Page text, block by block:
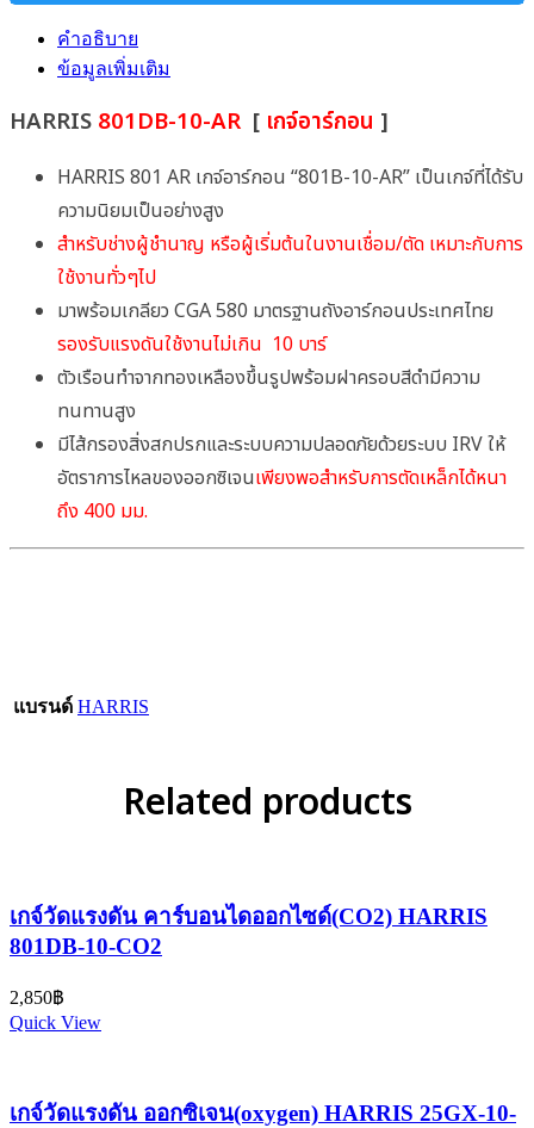
คำอธิบาย
ข้อมูลเพิ่มเติม
HARRIS 801DB-10-AR [ เกจ์อาร์กอน ]
HARRIS 801 AR เกจ์อาร์กอน “801B-10-AR” เป็นเกจ์ที่ได้รับ
ความนิยมเป็นอย่างสูง
สำหรับช่างผู้ชำนาญ หรือผู้เริ่มต้นในงานเชื่อม/ตัด เหมาะกับการ
ใช้งานทั่วๆไป
มาพร้อมเกลียว CGA 580 มาตรฐานถังอาร์กอนประเทศไทย
รองรับแรงดันใช้งานไม่เกิน 10 บาร์
ตัวเรือนทำจากทองเหลืองขึ้นรูปพร้อมฝาครอบสีดำมีความ
ทนทานสูง
มีไส้กรองสิ่งสกปรกและระบบความปลอดภัยด้วยระบบ IRV ให้
อัตราการไหลของออกซิเจนเพียงพอสำหรับการตัดเหล็กได้หนา
ถึง 400 มม.
แบรนด์ HARRIS
Related products
เกจ์วัดแรงดัน คาร์บอนไดออกไซด์(CO2) HARRIS
801DB-10-CO2
2,850฿
Quick View
เกจ์วัดแรงดัน ออกซิเจน(oxygen) HARRIS 25GX-10-